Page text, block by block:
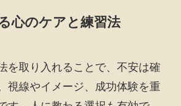
心のケアと練習法
を取り入れることで、不安は確
視線やイメージ、成功体験を重